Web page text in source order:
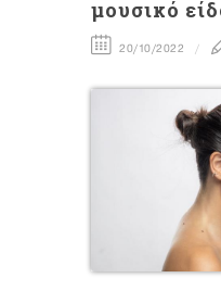
μουσικό
20/10/2022